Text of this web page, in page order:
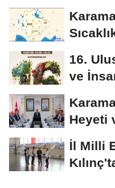
16.
ve
Heyeti
İl Milli